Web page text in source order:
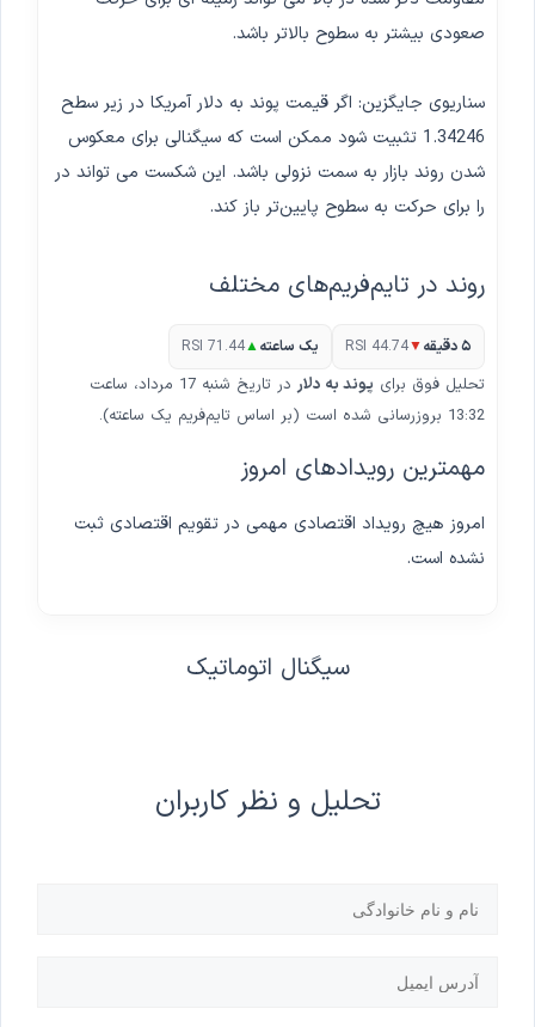
صعودی بیشتر به سطوح بالاتر باشد.
سناریوی جایگزین: اگر قیمت پوند به دلار آمریکا در زیر سطح
1.34246 تثبیت شود ممکن است که سیگنالی برای معکوس
شدن روند بازار به سمت نزولی باشد. این شکست می تواند در
را برای حرکت به سطوح پایین‌تر باز کند.
روند در تایم‌فریم‌های مختلف
۵ دقیقه ▼
RSI 44.74 یک ساعته▲
RSI 71.44
تحلیل فوق برای پوند به دلار
در تاریخ شنبه 17 مرداد، ساعت
13:32 بروزرسانی شده است (بر اساس تایم‌فریم یک ساعته).
مهمترین رویدادهای امروز
امروز هیچ رویداد اقتصادی مهمی در تقویم اقتصادی ثبت
نشده است.
سیگنال اتوماتیک
تحلیل و نظر کاربران